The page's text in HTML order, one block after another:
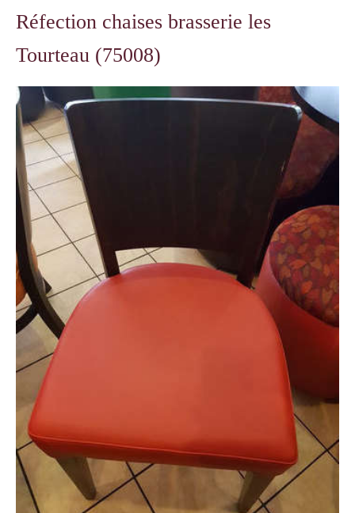
Réfection chaises brasserie les
Tourteau (75008)